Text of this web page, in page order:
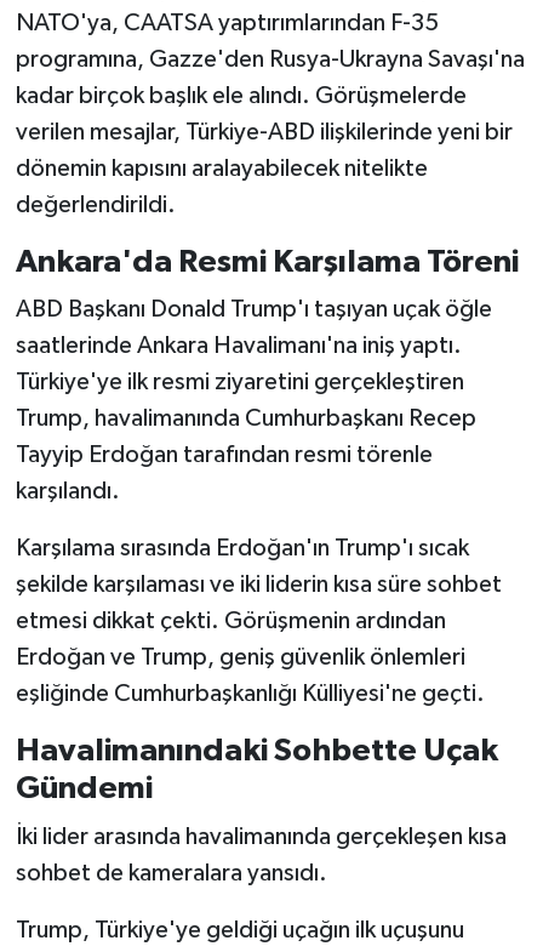
NATO'ya, CAATSA yaptırımlarından F-35
programına, Gazze'den Rusya-Ukrayna Savaşı'na
kadar birçok başlık ele alındı. Görüşmelerde
verilen mesajlar, Türkiye-ABD ilişkilerinde yeni bir
dönemin kapısını aralayabilecek nitelikte
değerlendirildi.
Ankara'da Resmi Karşılama Töreni
ABD Başkanı Donald Trump'ı taşıyan uçak öğle
saatlerinde Ankara Havalimanı'na iniş yaptı.
Türkiye'ye ilk resmi ziyaretini gerçekleştiren
Trump, havalimanında Cumhurbaşkanı Recep
Tayyip Erdoğan tarafından resmi törenle
karşılandı.
Karşılama sırasında Erdoğan'ın Trump'ı sıcak
şekilde karşılaması ve iki liderin kısa süre sohbet
etmesi dikkat çekti. Görüşmenin ardından
Erdoğan ve Trump, geniş güvenlik önlemleri
eşliğinde Cumhurbaşkanlığı Külliyesi'ne geçti.
Havalimanındaki Sohbette Uçak
Gündemi
İki lider arasında havalimanında gerçekleşen kısa
sohbet de kameralara yansıdı.
Trump, Türkiye'ye geldiği uçağın ilk uçuşunu